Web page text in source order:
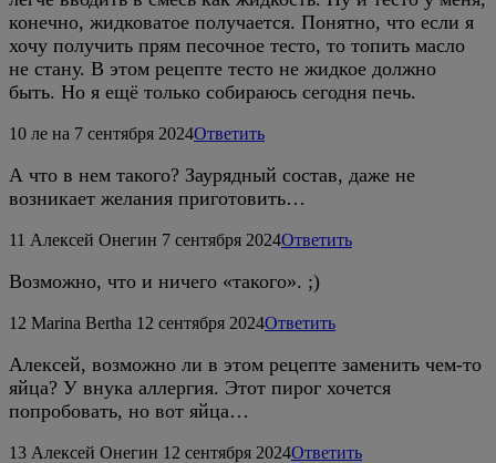
конечно, жидковатое получается. Понятно, что если я
хочу получить прям песочное тесто, то топить масло
не стану. В этом рецепте тесто не жидкое должно
быть. Но я ещё только собираюсь сегодня печь.
10 ле на 7 сентября 2024Ответить
А что в нем такого? Заурядный состав, даже не
возникает желания приготовить…
11 Алексей Онегин 7 сентября 2024Ответить
Возможно, что и ничего «такого». ;)
12 Marina Bertha 12 сентября 2024Ответить
Алексей, возможно ли в этом рецепте заменить чем-то
яйца? У внука аллергия. Этот пирог хочется
попробовать, но вот яйца…
13 Алексей Онегин 12 сентября 2024Ответить